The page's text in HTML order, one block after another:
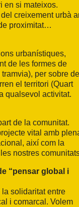
en si mateixos.
creixement urbà
proximitat…
urbanístiques,
de les formes de
per sobre de
el territori (Quart
qualsevol activitat.
de la comunitat.
vital amb
així com la
nostres
“pensar global i
solidaritat entre
i comarcal. Volem